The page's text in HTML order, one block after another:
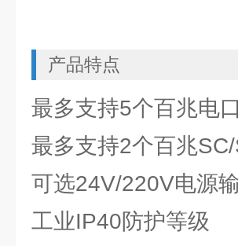
产品特点
最多支持5个百兆电口
最多支持2个百兆
可选24V/220V电源
工业IP40防护等级